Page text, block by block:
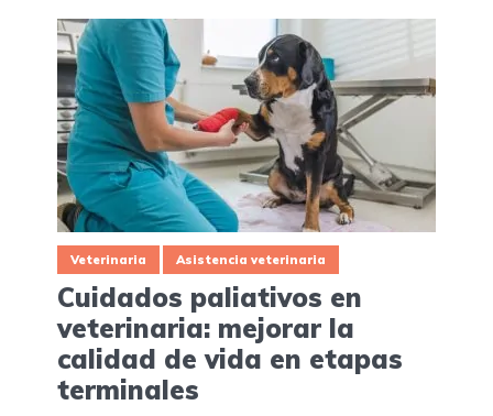
Veterinaria Asistencia veterinaria
Cuidados paliativos en
veterinaria: mejorar la
calidad de vida en etapas
terminales